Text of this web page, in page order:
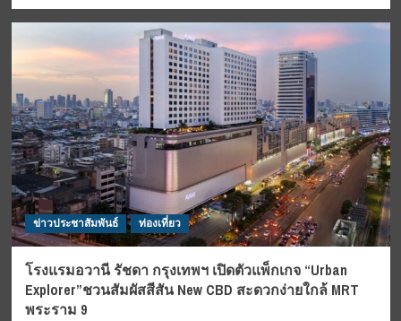
ข่าวประชาสัมพันธ์ ท่องเที่ยว
โรงแรมอวานี รัชดา กรุงเทพฯ เปิดตัวแพ็กเกจ “Urban
Explorer”ชวนสัมผัสสีสัน New CBD สะดวกง่ายใกล้ MRT
พระราม 9